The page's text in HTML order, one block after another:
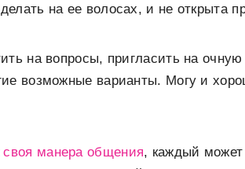
на ее волосах, и не открыта
на вопросы, пригласить на
возможные варианты. Могу и
своя манера общения, каждый может